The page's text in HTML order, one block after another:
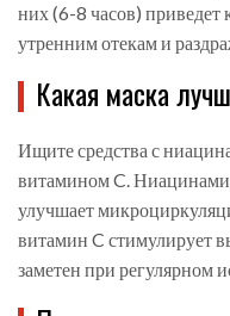
них (6-8 часов)
утренним отекам и
Какая маска
Ищите средства с
витамином C.
улучшает
витамин C стимулирует
заметен при регулярном